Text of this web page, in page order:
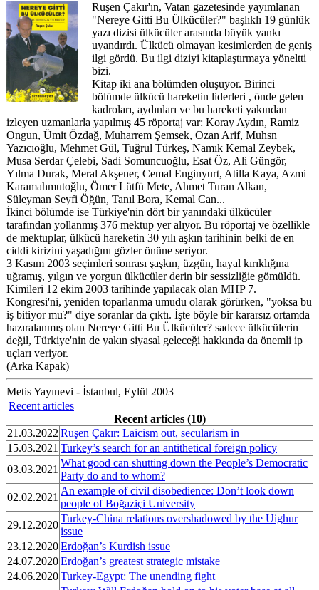
Ruşen Çakır'ın, Vatan gazetesinde yayımlanan
"Nereye Gitti Bu Ülkücüler?" başlıklı 19 günlük
yazı dizisi ülkücüler arasında büyük yankı
uyandırdı. Ülkücü olmayan kesimlerden de geniş
ilgi gördü. Bu ilgi diziyi kitaplaştırmaya yöneltti
bizi.
Kitap iki ana bölümden oluşuyor. Birinci
bölümde ülkücü hareketin liderleri , önde gelen
kadroları, aydınları ve bu hareketi yakından
izleyen uzmanlarla yapılmış 45 röportaj var: Koray Aydın, Ramiz
Ongun, Ümit Özdağ, Muharrem Şemsek, Ozan Arif, Muhsn
Yazıcıoğlu, Mehmet Gül, Tuğrul Türkeş, Namık Kemal Zeybek,
Musa Serdar Çelebi, Sadi Somuncuoğlu, Esat Öz, Ali Güngör,
Yılma Durak, Meral Akşener, Cemal Enginyurt, Atilla Kaya, Azmi
Karamahmutoğlu, Ömer Lütfü Mete, Ahmet Turan Alkan,
Süleyman Seyfi Öğün, Tanıl Bora, Kemal Can...
İkinci bölümde ise Türkiye'nin dört bir yanındaki ülkücüler
tarafından yollanmış 376 mektup yer alıyor. Bu röportaj ve özellikle
de mektuplar, ülkücü hareketin 30 yılı aşkın tarihinin belki de en
ciddi kirizini yaşadığını gözler önüne seriyor.
3 Kasım 2003 seçimleri sonrası şaşkın, üzgün, hayal kırıklığına
uğramış, yılgın ve yorgun ülkücüler derin bir sessizliğie gömüldü.
Kimileri 12 ekim 2003 tarihinde yapılacak olan MHP 7.
Kongresi'ni, yeniden toparlanma umudu olarak görürken, "yoksa bu
iş bitiyor mu?" diye soranlar da çıktı. İşte böyle bir kararsız ortamda
hazıralanmış olan Nereye Gitti Bu Ülkücüler? sadece ülkücülerin
değil, Türkiye'nin de yakın siyasal geleceği hakkında da önemli ip
uçları veriyor.
(Arka Kapak)
Metis Yayınevi - İstanbul, Eylül 2003
Recent articles
Recent articles (10)
21.03.2022 Ruşen Çakır: Laicism out, secularism in
15.03.2021 Turkey’s search for an antithetical foreign policy
03.03.2021
What good can shutting down the People’s Democratic
Party do and to whom?
02.02.2021
An example of civil disobedience: Don’t look down
people of Boğaziçi University
29.12.2020
Turkey-China relations overshadowed by the Uighur
issue
23.12.2020Erdoğan’s Kurdish issue
24.07.2020Erdoğan’s greatest strategic mistake
24.06.2020Turkey-Egypt: The unending fight